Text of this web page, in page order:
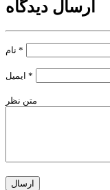
ارسال دیدگاه
*
*
متن نظر